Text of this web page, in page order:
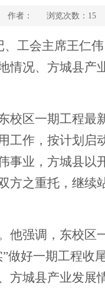
作者： 浏览次数： 15
工会主席王仁
况、方城县产
区一期工程最
作，按计划启
业，方城县以
之重托，继续
强调，东校区
好一期工程收
城县产业发展